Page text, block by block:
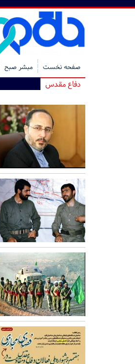
صفحه نخست مبشر صبح
دفاع مقدس